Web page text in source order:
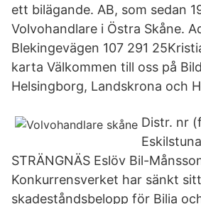
ett bilägande. AB, som sedan
Volvohandlare i Östra Skåne.
Blekingevägen 107 291
karta Välkommen till oss på
Helsingborg, Landskrona och
Distr. nr
STRÄNGNÄS Eslöv Bil-
Konkurrensverket har sänkt
skadeståndsbelopp för Bilia